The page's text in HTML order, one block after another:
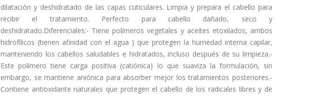
dilatación y deshidratado de las capas cuticulares. Limpia y prepara el cabello para
recibir el tratamiento. Perfecto para cabello dañado, seco y
deshidratado.Diferenciales:- Tiene polímeros vegetales y aceites etoxilados, ambos
hidrofílicos (tienen afinidad con el agua ) que protegen la humedad interna capilar,
manteniendo los cabellos saludables e hidratados, incluso después de su limpieza.-
Este polímero tiene carga positiva (catiónica) lo que suaviza la formulación, sin
embargo, se mantiene aniónica para absorber mejor los tratamientos posteriores.-
Contiene antioxidante naturales que protegen el cabello de los radicales libres y de